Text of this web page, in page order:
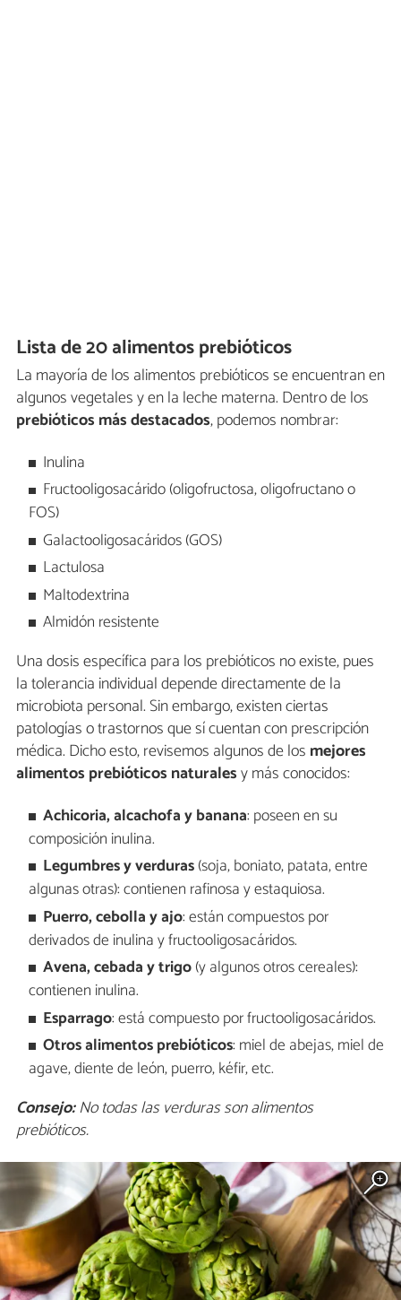
Lista de 20 alimentos prebióticos
La mayoría de los alimentos prebióticos se encuentran en
algunos vegetales y en la leche materna. Dentro de los
prebióticos más destacados, podemos nombrar:
Inulina
Fructooligosacárido (oligofructosa, oligofructano o
FOS)
Galactooligosacáridos (GOS)
Lactulosa
Maltodextrina
Almidón resistente
Una dosis específica para los prebióticos no existe, pues
la tolerancia individual depende directamente de la
microbiota personal. Sin embargo, existen ciertas
patologías o trastornos que sí cuentan con prescripción
médica. Dicho esto, revisemos algunos de los mejores
alimentos prebióticos naturalesy más conocidos:
Achicoria, alcachofa y banana: poseen en su
composición inulina.
Legumbres y verduras(soja, boniato, patata, entre
algunas otras): contienen rafinosa y estaquiosa.
Puerro, cebolla y ajo: están compuestos por
derivados de inulina y fructooligosacáridos.
Avena, cebada y trigo(y algunos otros cereales):
contienen inulina.
Esparrago: está compuesto por fructooligosacáridos.
Otros alimentos prebióticos: miel de abejas, miel de
agave, diente de león, puerro, kéfir, etc.
Consejo:No todas las verduras son alimentos
prebióticos.